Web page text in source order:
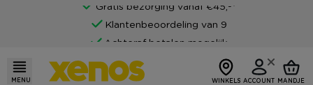
Gratis bezorging vanaf €45,-*
Klantenbeoordeling van 9
Achteraf betalen mogelijk
MENU WINKELS ACCOUNT MANDJE